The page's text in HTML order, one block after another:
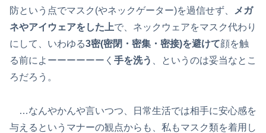
防という点でマスク(やネックゲーター)を過信せず、
メガ
ネやアイウェアをした上で、ネックウェアをマスク代わり
にして、いわゆる3密(密閉・密集・密接)を避けて顔を触
る前によーーーーーーく 手を洗う
、というのは妥当なとこ
ろだろう。
…なんやかんや言いつつ、日常生活では相手に安心感を
与えるというマナーの観点からも、私もマスク類を着用し